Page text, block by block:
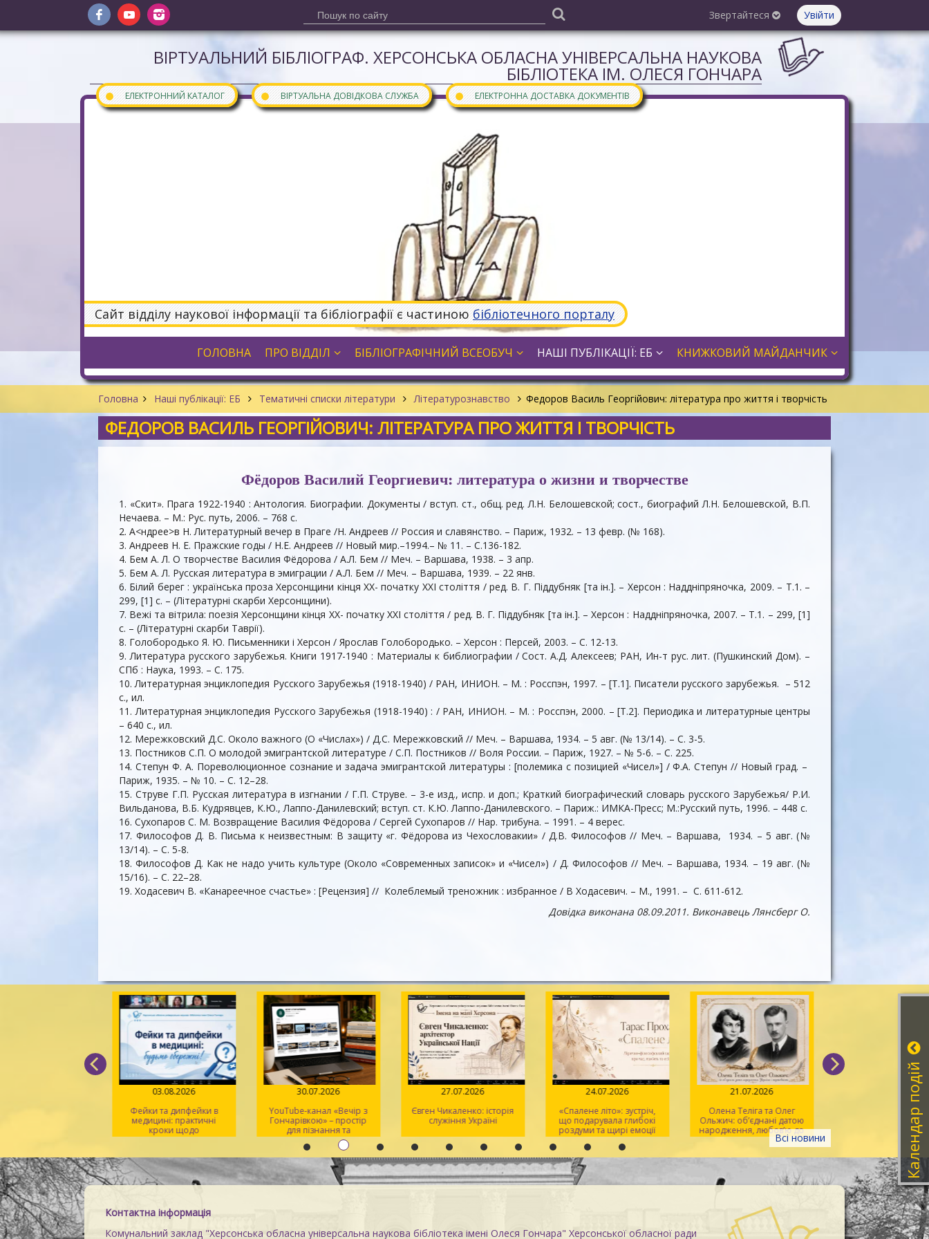
Звертайтеся Увійти
ВІРТУАЛЬНИЙ БІБЛІОГРАФ. ХЕРСОНСЬКА ОБЛАСНА УНІВЕРСАЛЬНА НАУКОВА
БІБЛІОТЕКА ІМ. ОЛЕСЯ ГОНЧАРА
● ЕЛЕКТРОННИЙ КАТАЛОГ ● ВІРТУАЛЬНА ДОВІДКОВА СЛУЖБА ● ЕЛЕКТРОННА ДОСТАВКА ДОКУМЕНТІВ
Сайт відділу наукової інформації та бібліографії є частиною бібліотечного порталу
ГОЛОВНА ПРО ВІДДІЛ БІБЛІОГРАФІЧНИЙ ВСЕОБУЧ НАШІ ПУБЛІКАЦІЇ: ЕБ КНИЖКОВИЙ МАЙДАНЧИК
Головна Наші публікації: ЕБ Тематичні списки літератури Літературознавство Федоров Василь Георгійович: література про життя і творчість
ФЕДОРОВ ВАСИЛЬ ГЕОРГІЙОВИЧ: ЛІТЕРАТУРА ПРО ЖИТТЯ І ТВОРЧІСТЬ
Фёдоров Василий Георгиевич: литература о жизни и творчестве
1. «Скит». Прага 1922-1940 : Антология. Биографии. Документы / вступ. ст., общ. ред. Л.Н. Белошевской; сост., биографий Л.Н. Белошевской, В.П.
Нечаева. – М.: Рус. путь, 2006. – 768 с.
2. А<ндрее>в Н. Литературный вечер в Праге /Н. Андреев // Россия и славянство. – Париж, 1932. – 13 февр. (№ 168).
3. Андреев Н. Е. Пражские годы / Н.Е. Андреев // Новый мир.–1994.– № 11. – С.136-182.
4. Бем А. Л. О творчестве Василия Фёдорова / А.Л. Бем // Меч. – Варшава, 1938. – 3 апр.
5. Бем А. Л. Русская литература в эмиграции / А.Л. Бем // Меч. – Варшава, 1939. – 22 янв.
6. Білий берег : українська проза Херсонщини кінця XX- початку XXI століття / ред. В. Г. Піддубняк [та ін.]. – Херсон : Наддніпряночка, 2009. – Т.1. –
299, [1] с. – (Літературні скарби Херсонщини).
7. Вежі та вітрила: поезія Херсонщини кінця XX- початку XXI століття / ред. В. Г. Піддубняк [та ін.]. – Херсон : Наддніпряночка, 2007. – Т.1. – 299, [1]
с. – (Літературні скарби Таврії).
8. Голобородько Я. Ю. Письменники і Херсон / Ярослав Голобородько. – Херсон : Персей, 2003. – С. 12-13.
9. Литература русского зарубежья. Книги 1917-1940 : Материалы к библиографии / Сост. А.Д. Алексеев; РАН, Ин-т рус. лит. (Пушкинский Дом). –
СПб : Наука, 1993. – С. 175.
10. Литературная энциклопедия Русского Зарубежья (1918-1940) / РАН, ИНИОН. – М. : Росспэн, 1997. – [Т.1]. Писатели русского зарубежья. – 512
с., ил.
11. Литературная энциклопедия Русского Зарубежья (1918-1940) : / РАН, ИНИОН. – М. : Росспэн, 2000. – [Т.2]. Периодика и литературные центры
– 640 с., ил.
12. Мережковский Д.С. Около важного (О «Числах») / Д.С. Мережковский // Меч. – Варшава, 1934. – 5 авг. (№ 13/14). – С. 3-5.
13. Постников С.П. О молодой эмигрантской литературе / С.П. Постников // Воля России. – Париж, 1927. – № 5-6. – С. 225.
14. Степун Ф. А. Пореволюционное сознание и задача эмигрантской литературы : [полемика с позицией «Чисел»] / Ф.А. Степун // Новый град. –
Париж, 1935. – № 10. – С. 12–28.
15. Струве Г.П. Русская литература в изгнании / Г.П. Струве. – 3-е изд., испр. и доп.; Краткий биографический словарь русского Зарубежья/ Р.И.
Вильданова, В.Б. Кудрявцев, К.Ю., Лаппо-Данилевский; вступ. ст. К.Ю. Лаппо-Данилевского. – Париж.: ИМКА-Пресс; М.:Русский путь, 1996. – 448 с.
16. Сухопаров С. М. Возвращение Василия Фёдорова / Сергей Сухопаров // Нар. трибуна. – 1991. – 4 верес.
17. Философов Д. В. Письма к неизвестным: В защиту «г. Фёдорова из Чехословакии» / Д.В. Философов // Меч. – Варшава, 1934. – 5 авг. (№
13/14). – С. 5-8.
18. Философов Д. Как не надо учить культуре (Около «Современных записок» и «Чисел») / Д. Философов // Меч. – Варшава, 1934. – 19 авг. (№
15/16). – С. 22–28.
19. Ходасевич В. «Канареечное счастье» : [Рецензия] // Колеблемый треножник : избранное / В Ходасевич. – М., 1991. – С. 611-612.
Довідка виконана 08.09.2011. Виконавець Лянсберг О.
Всі новини
03.08.2026
Фейки та дипфейки в
медицині: практичні
кроки щодо
розпізнавання
30.07.2026
YouTube-канал «Вечір з
Гончарівкою» – простір
для пізнання та
натхнення
27.07.2026
Євген Чикаленко: історія
служіння Україні
24.07.2026
«Спалене літо»: зустріч,
що подарувала глибокі
роздуми та щирі емоції
21.07.2026
Олена Теліга та Олег
Ольжич: об’єднані датою
народження, любов’ю до
України та жертовністю
заради неї
20.07.2026
Мистецтво
Контактна інформація
Комунальний заклад "Херсонська обласна універсальна наукова бібліотека імені Олеся Гончара" Херсонської обласної ради
Календар подій